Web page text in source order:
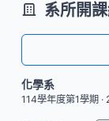
系所開
化學系
114學年度第1學期 ·